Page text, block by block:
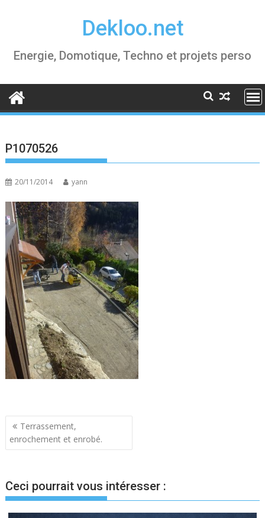
Dekloo.net
Energie, Domotique, Techno et projets perso
P1070526
20/11/2014 yann
Navigation
de
Terrassement,
enrochement et enrobé.
Ceci pourrait vous intéresser :